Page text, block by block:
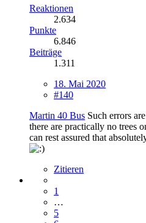
Reaktionen
2.634
Punkte
6.846
Beiträge
1.311
18. Mai 2020
#140
Martin 40 Bus Such errors
there are practically no trees
can rest assured that
Zitieren
1
…
5